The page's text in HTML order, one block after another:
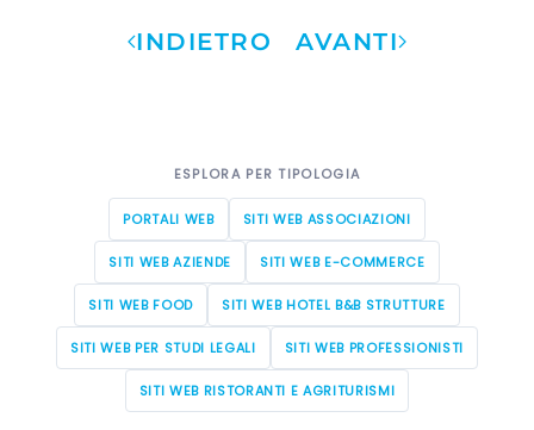
INDIETRO AVANTI
ESPLORA PER TIPOLOGIA
PORTALI WEB SITI WEB ASSOCIAZIONI
SITI WEB AZIENDE SITI WEB E-COMMERCE
SITI WEB FOOD SITI WEB HOTEL B&B STRUTTURE
SITI WEB PER STUDI LEGALI SITI WEB PROFESSIONISTI
SITI WEB RISTORANTI E AGRITURISMI